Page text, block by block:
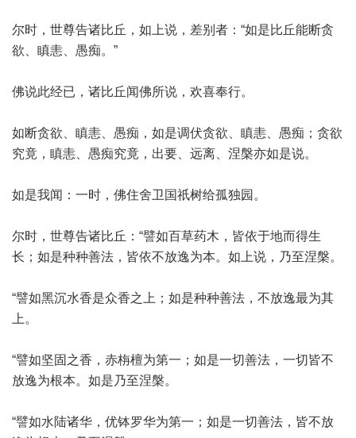
尔时，世尊告诸比丘，如上说，差别者：“如是比丘能断贪
欲、瞋恚、愚痴。”
佛说此经已，诸比丘闻佛所说，欢喜奉行。
如断贪欲、瞋恚、愚痴，如是调伏贪欲、瞋恚、愚痴；贪欲
究竟，瞋恚、愚痴究竟，出要、远离、涅槃亦如是说。
如是我闻：一时，佛住舍卫国祇树给孤独园。
尔时，世尊告诸比丘：“譬如百草药木，皆依于地而得生
长；如是种种善法，皆依不放逸为本。如上说，乃至涅槃。
“譬如黑沉水香是众香之上；如是种种善法，不放逸最为其
上。
“譬如坚固之香，赤栴檀为第一；如是一切善法，一切皆不
放逸为根本。如是乃至涅槃。
“譬如水陆诸华，优钵罗华为第一；如是一切善法，皆不放